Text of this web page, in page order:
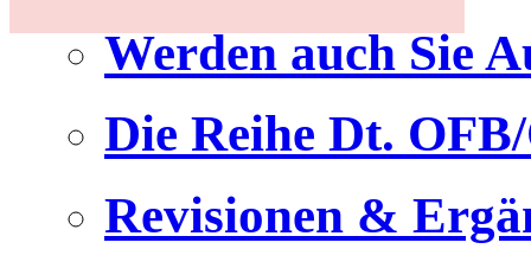
Werden auch Sie
Die Reihe Dt.
Revisionen &